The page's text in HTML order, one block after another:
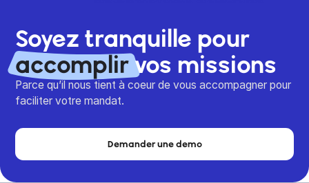
Soyez tranquille pour
accomplirvos missions
Parce qu’il nous tient à coeur de vous accompagner pour
faciliter votre mandat.
Demander une demo